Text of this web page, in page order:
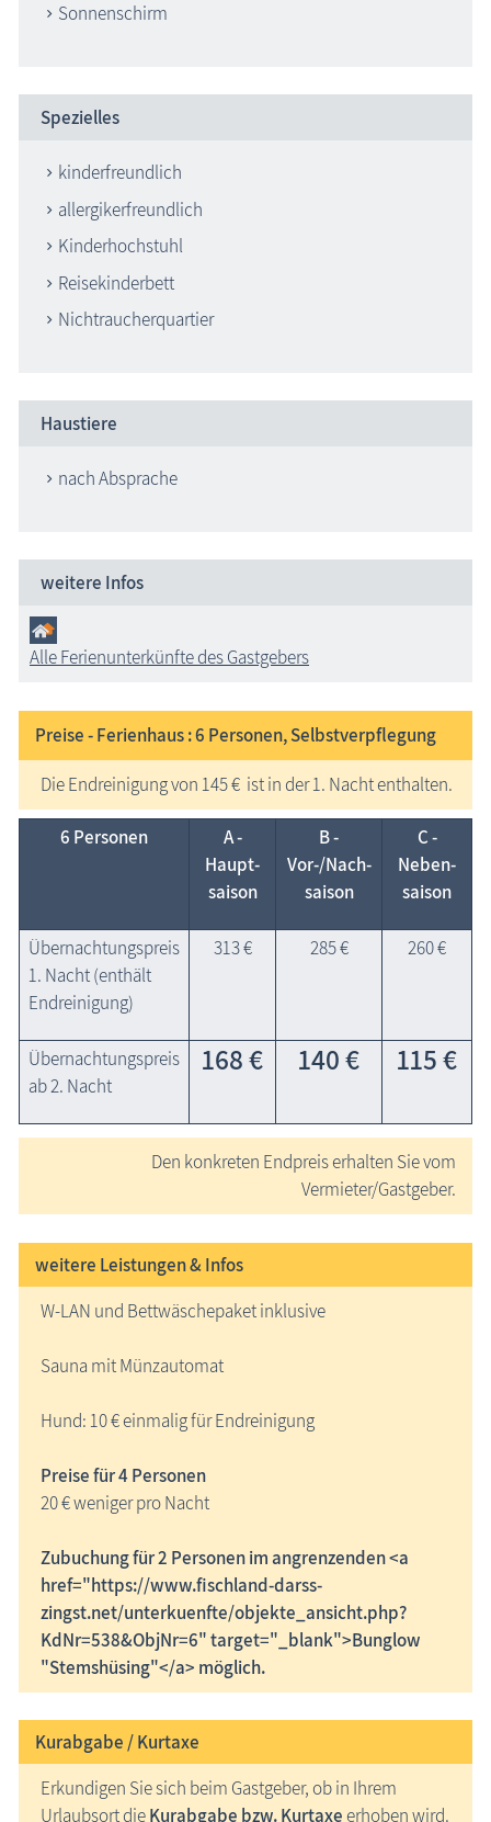
Sonnenschirm
Spezielles
kinderfreundlich
allergikerfreundlich
Kinderhochstuhl
Reisekinderbett
Nichtraucherquartier
Haustiere
nach Absprache
weitere Infos
Alle Ferienunterkünfte des Gastgebers
Preise - Ferienhaus : 6 Personen, Selbstverpflegung
Die Endreinigung von 145 € ist in der 1. Nacht enthalten.
6 Personen
A -
Haupt­
saison
B -
Vor-/Nach­
saison
C -
Neben­
saison
Übernachtungspreis
1. Nacht (enthält
Endreinigung)
313 € 285 € 260 €
Übernachtungspreis
ab 2. Nacht
168 € 140 € 115 €
Den konkreten Endpreis erhalten Sie vom
Vermieter/Gastgeber.
weitere Leistungen & Infos
W-LAN und Bettwäschepaket inklusive
Sauna mit Münzautomat
Hund: 10 € einmalig für Endreinigung
Preise für 4 Personen
20 € weniger pro Nacht
Zubuchung für 2 Personen im angrenzenden <a
href="https://www.fischland-darss-
zingst.net/unterkuenfte/objekte_ansicht.php?
KdNr=538&ObjNr=6" target="_blank">Bunglow
"Stemshüsing"</a> möglich.
Kurabgabe / Kurtaxe
Erkundigen Sie sich beim Gastgeber, ob in Ihrem
Urlaubsort dieKurabgabe bzw. Kurtaxeerhoben wird.